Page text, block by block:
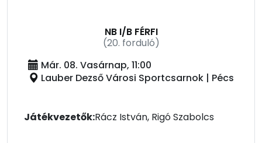
NB I/B FÉRFI
(20. forduló)
Már. 08. Vasárnap, 11:00
Lauber Dezső Városi Sportcsarnok | Pécs
Játékvezetők:Rácz István, Rigó Szabolcs